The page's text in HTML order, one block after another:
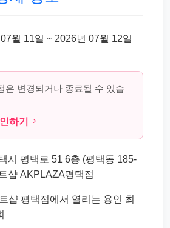
월 11일 ~ 2026년 07월 12일
은 변경되거나 종료될 수 있습
하기
시 평택로 51 6층 (평택동 185-
샵 AKPLAZA평택점
샵 평택점에서 열리는 용인 최